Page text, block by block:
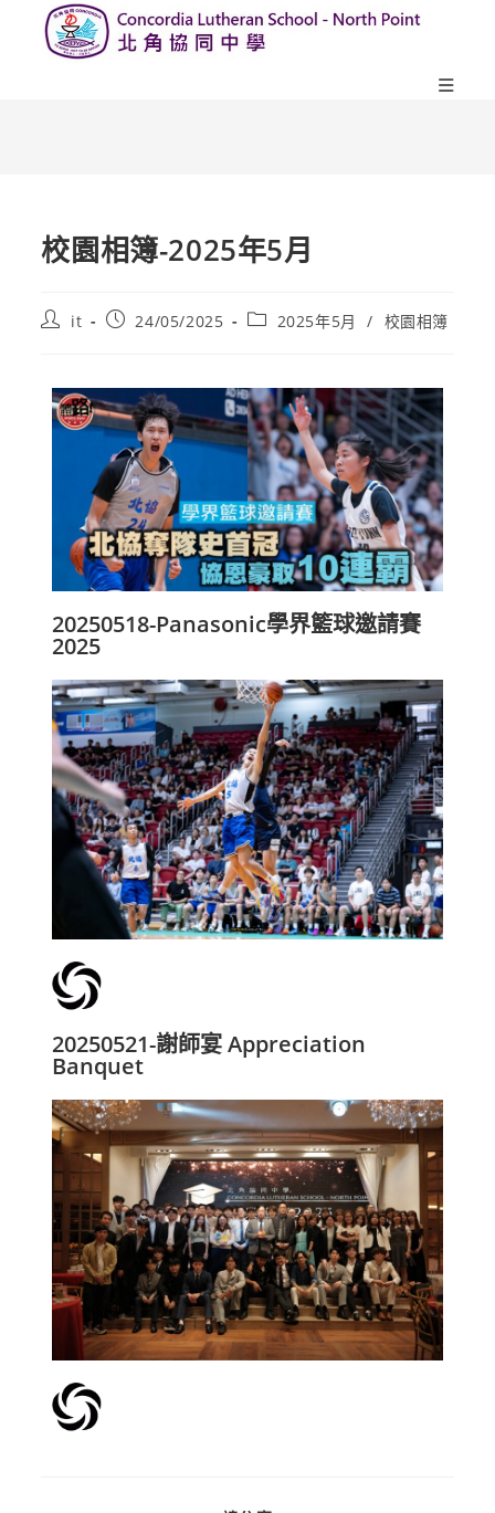
校園相簿-2025年5月
it 24/05/2025 2025年5月 / 校園相簿
20250518-Panasonic學界籃球邀請賽
2025
20250521-謝師宴 Appreciation
Banquet